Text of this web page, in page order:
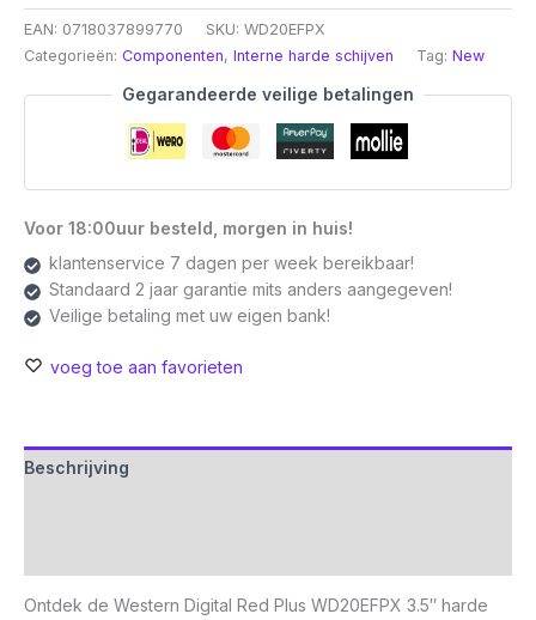
Red
Plus
NAS
HDD
SATA
III
7200RPM
aantal
EAN: 0718037899770 SKU: WD20EFPX
Categorieën: Componenten, Interne harde schijven Tag: New
Gegarandeerde veilige betalingen
Voor 18:00uur besteld, morgen in huis!
klantenservice 7 dagen per week bereikbaar!
Standaard 2 jaar garantie mits anders aangegeven!
Veilige betaling met uw eigen bank!
voeg toe aan favorieten
Beschrijving
Ontdek de Western Digital Red Plus WD20EFPX 3.5″ harde